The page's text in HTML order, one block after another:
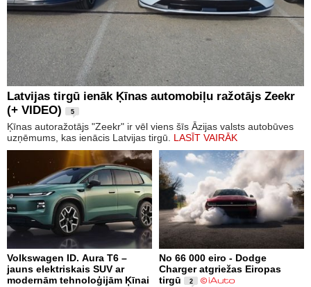
Latvijas tirgū ienāk Ķīnas automobiļu ražotājs Zeekr
(+ VIDEO)
5
Ķīnas autoražotājs "Zeekr" ir vēl viens šīs Āzijas valsts autobūves
uzņēmums, kas ienācis Latvijas tirgū. LASĪT VAIRĀK
Volkswagen ID. Aura T6 –
jauns elektriskais SUV ar
modernām tehnoloģijām Ķīnai
No 66 000 eiro - Dodge
Charger atgriežas Eiropas
tirgū
2